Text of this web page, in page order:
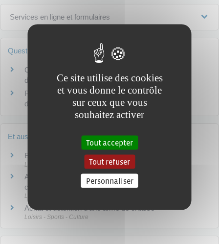
Services en ligne et formulaires
Questions ? Réponses !
Chasse accompagnée : comment chasser avant
d'obtenir son permis ?
Permis de chasser perdu, volé ou abîmé : comment
demander un duplicata ?
Et aussi
Examen du permis de chasser
Loisirs - Sports - Culture
Assurance de la chasse - responsabilité civile du
chasseur
Loisirs - Sports - Culture
Achat et détention d'une arme de chasse
Loisirs - Sports - Culture
Ce site utilise des cookies
et vous donne le contrôle
sur ceux que vous
souhaitez activer
Tout accepter
Tout refuser
Personnaliser